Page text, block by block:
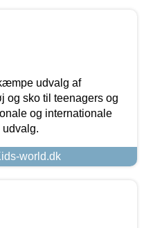
udvalg af
og sko til teenagers og
og internationale
udvalg.
world.dk